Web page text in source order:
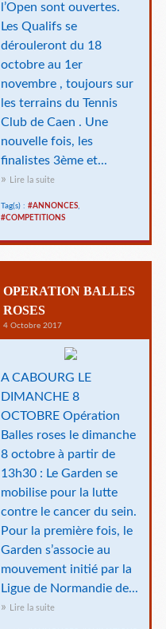
l’Open sont ouvertes.
Les Qualifs se
dérouleront du 18
octobre au 1er
novembre , toujours sur
les terrains du Tennis
Club de Caen . Une
nouvelle fois, les
finalistes 3ème et...
Lire la suite
Tag(s) : #ANNONCES,
#COMPETITIONS
OPERATION BALLES
ROSES
4 Octobre 2017
A CABOURG LE
DIMANCHE 8
OCTOBRE Opération
Balles roses le dimanche
8 octobre à partir de
13h30 : Le Garden se
mobilise pour la lutte
contre le cancer du sein.
Pour la première fois, le
Garden s’associe au
mouvement initié par la
Ligue de Normandie de...
Lire la suite